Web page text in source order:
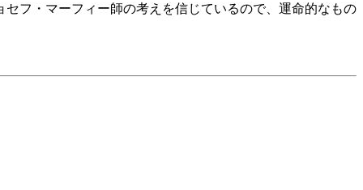
フ・マーフィー師の考えを信じているので、運命的なもの